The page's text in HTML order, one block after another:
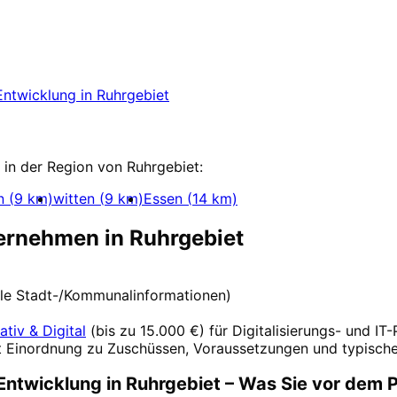
in Ruhrgebiet
in der Region von Ruhrgebiet:
(9 km)witten (9 km)Essen (14 km)
in Ruhrgebiet
Stadt-/Kommunalinformationen)
& Digital (bis zu 15.000 €) für Digitalisierungs- und
Einordnung zu Zuschüssen, Voraussetzungen und
in Ruhrgebiet – Was Sie vor dem